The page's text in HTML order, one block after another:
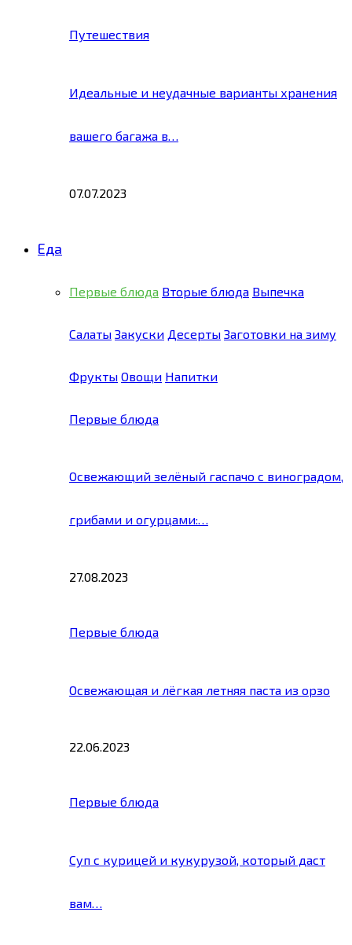
Путешествия
Идеальные и неудачные варианты хранения
вашего багажа в…
07.07.2023
Еда
Первые блюда Вторые блюда Выпечка
Салаты Закуски Десерты Заготовки на зиму
Фрукты Овощи Напитки
Первые блюда
Освежающий зелёный гаспачо с виноградом,
грибами и огурцами:…
27.08.2023
Первые блюда
Освежающая и лёгкая летняя паста из орзо
22.06.2023
Первые блюда
Суп с курицей и кукурузой, который даст
вам…